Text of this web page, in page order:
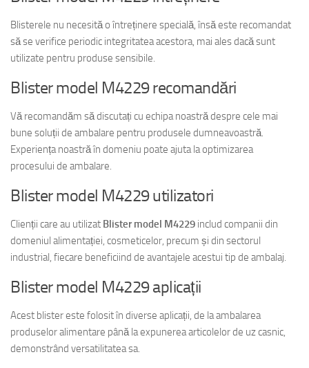
Blisterele nu necesită o întreținere specială, însă este recomandat
să se verifice periodic integritatea acestora, mai ales dacă sunt
utilizate pentru produse sensibile.
Blister model M4229 recomandări
Vă recomandăm să discutați cu echipa noastră despre cele mai
bune soluții de ambalare pentru produsele dumneavoastră.
Experiența noastră în domeniu poate ajuta la optimizarea
procesului de ambalare.
Blister model M4229 utilizatori
Clienții care au utilizat Blister model M4229 includ companii din
domeniul alimentației, cosmeticelor, precum și din sectorul
industrial, fiecare beneficiind de avantajele acestui tip de ambalaj.
Blister model M4229 aplicații
Acest blister este folosit în diverse aplicații, de la ambalarea
produselor alimentare până la expunerea articolelor de uz casnic,
demonstrând versatilitatea sa.